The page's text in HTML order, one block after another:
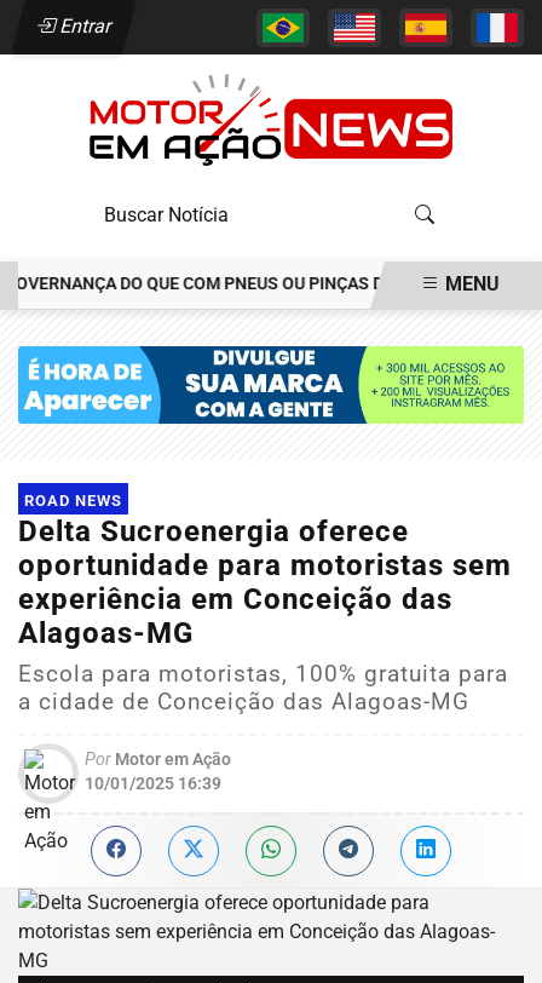
Entrar
DO QUE COM PNEUS OU PINÇAS DE FREIOS JOÃO
MENU
ROAD NEWS
Delta Sucroenergia oferece
oportunidade para motoristas sem
experiência em Conceição das
Alagoas-MG
Escola para motoristas, 100% gratuita para
a cidade de Conceição das Alagoas-MG
Por Motor em Ação
10/01/2025 16:39